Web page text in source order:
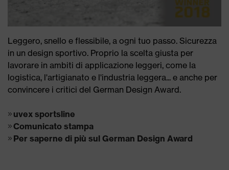
Leggero, snello e flessibile, a ogni tuo passo. Sicurezza
in un design sportivo. Proprio la scelta giusta per
lavorare in ambiti di applicazione leggeri, come la
logistica, l'artigianato e l'industria leggera... e anche per
convincere i critici del German Design Award.
uvex sportsline
Comunicato stampa
Per saperne di più sul German Design Award